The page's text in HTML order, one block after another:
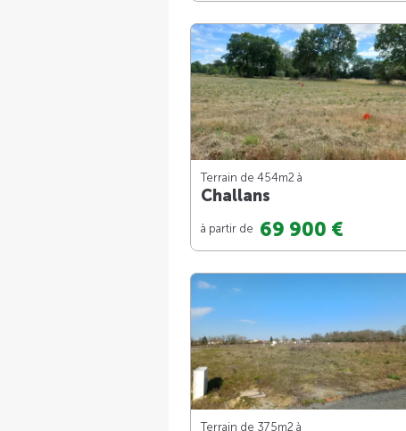
Terrain de 454m2 à
Challans
à partir de 69 900 €
Terrain de 375m2 à